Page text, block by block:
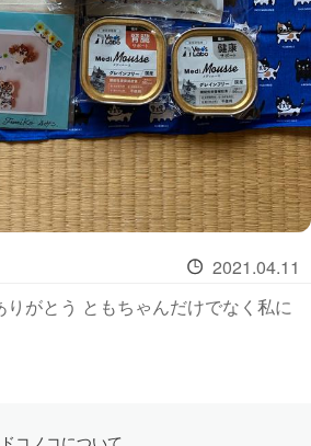
2021.04.11
がとう ともちゃんだけでなく私に